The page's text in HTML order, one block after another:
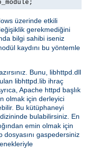
üzerinde etkili
gerekmediğini
bilgi sahibi iseniz
kaydını bu yöntemle
Bunu, libhttpd.dll
libhttpd.lib ihraç
Apache httpd başlık
olmak için derleyici
Bu kütüphaneyi
dizininde bulabilirsiniz. En
emin olmak için
dosyasını gaspedersiniz